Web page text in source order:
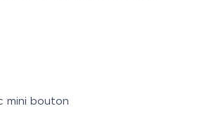
mini bouton